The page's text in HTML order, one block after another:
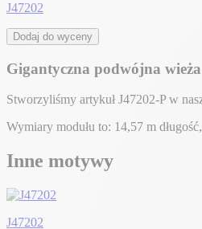
J47202
Dodaj do wyceny
Gigantyczna podwójna
Stworzyliśmy artykuł J47202-P w
Wymiary modułu to: 14,57 m
Inne motywy
J47202